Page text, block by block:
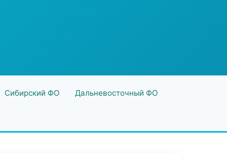
Сибирский ФО Дальневосточный ФО